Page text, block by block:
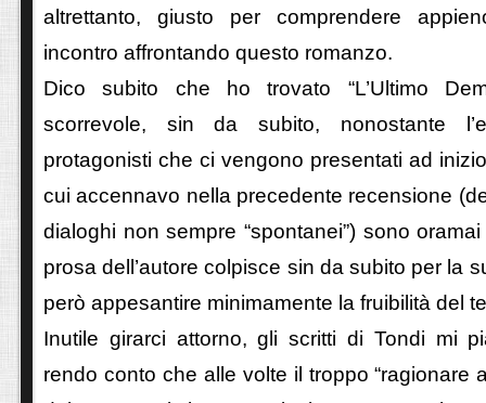
altrettanto, giusto per comprendere
incontro affrontando questo romanzo.
Dico subito che ho trovato “L’Ultimo
scorrevole, sin da subito, nonostante
protagonisti che ci vengono presentati ad
cui accennavo nella precedente recensione
dialoghi non sempre “spontanei”) sono
prosa dell’autore colpisce sin da subito per la
però appesantire minimamente la fruibilità del
Inutile girarci attorno, gli scritti di Tondi mi
rendo conto che alle volte il troppo “ragionare